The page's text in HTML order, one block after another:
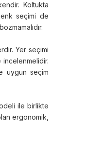
Koltukta
seçimi de
Yer seçimi
uygun seçim
ile birlikte
ergonomik,